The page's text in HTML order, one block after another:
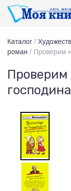
Каталог /
роман / Проверим
Проверим